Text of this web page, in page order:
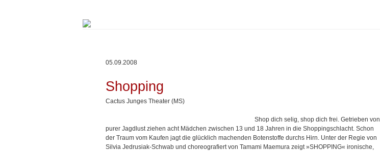
zum
05.09.2008
Shopping
Cactus Junges Theater (MS)
Shop dich selig, shop dich frei. Getrieben von
purer Jagdlust ziehen acht Mädchen zwischen 13 und 18 Jahren in die Shoppingschlacht. Schon
der Traum vom Kaufen jagt die glücklich machenden Botenstoffe durchs Hirn. Unter der Regie von
Silvia Jedrusiak-Schwab und choreografiert von Tamami Maemura zeigt »SHOPPING« ironische,